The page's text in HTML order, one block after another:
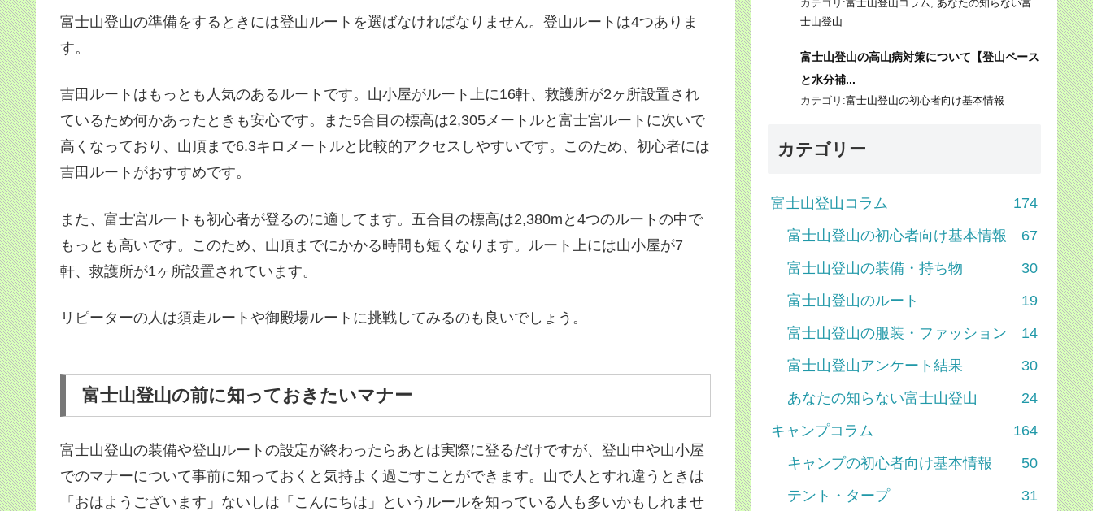
富士山登山の準備をするときには登山ルートを選ばなければなりません。登山ルートは4つありま
す。
吉田ルートはもっとも人気のあるルートです。山小屋がルート上に16軒、救護所が2ヶ所設置され
ているため何かあったときも安心です。また5合目の標高は2,305メートルと富士宮ルートに次いで
高くなっており、山頂まで6.3キロメートルと比較的アクセスしやすいです。このため、初心者には
吉田ルートがおすすめです。
また、富士宮ルートも初心者が登るのに適してます。五合目の標高は2,380mと4つのルートの中で
もっとも高いです。このため、山頂までにかかる時間も短くなります。ルート上には山小屋が7
軒、救護所が1ヶ所設置されています。
リピーターの人は須走ルートや御殿場ルートに挑戦してみるのも良いでしょう。
富士山登山の前に知っておきたいマナー
富士山登山の装備や登山ルートの設定が終わったらあとは実際に登るだけですが、登山中や山小屋
でのマナーについて事前に知っておくと気持よく過ごすことができます。山で人とすれ違うときは
「おはようございます」ないしは「こんにちは」というルールを知っている人も多いかもしれませ
カテゴリ:富士山登山コラム
あなたの知らない富
士山登山
富士山登山の高山病対策について【登山ペース
と水分補...
カテゴリ:富士山登山の初心者向け基本情報
カテゴリー
富士山登山コラム
174
富士山登山の初心者向け基本情報
67
富士山登山の装備・持ち物
30
富士山登山のルート
19
富士山登山の服装・ファッション
14
富士山登山アンケート結果
30
あなたの知らない富士山登山
24
キャンプコラム
164
キャンプの初心者向け基本情報
50
テント・タープ
31